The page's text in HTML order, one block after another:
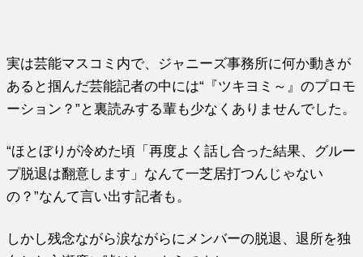
実は芸能マスコミ内で、ジャニーズ事務所に何か動きが
あると掴んだ芸能記者の中には“『ツキヨミ～』のプロモ
ーション？”と裏読みする輩も少なくありませんでした。
“ほとぼりが冷めた頃「再度よく話し合った結果、グルー
プ脱退は翻意します」なんて一芝居打つんじゃない
の？”なんて言い出す記者も。
しかし残念ながら涙ながらにメンバーの脱退、退所を独